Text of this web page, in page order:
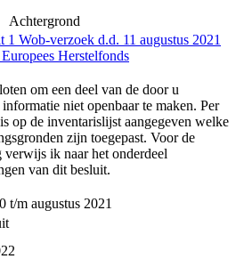
Achtergrond
1 Wob-verzoek d.d. 11 augustus 2021
Herstelfonds
om een deel van de door u
informatie niet openbaar te maken. Per
op de inventarislijst aangegeven welke
zijn toegepast. Voor de
verwijs ik naar het onderdeel
van dit besluit.
t/m augustus 2021